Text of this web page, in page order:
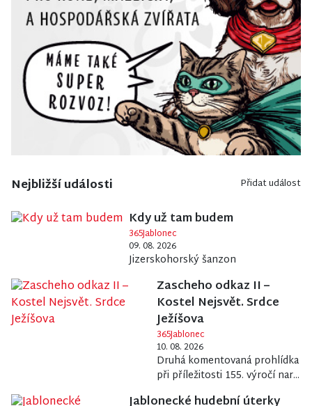
Nejbližší události Přidat událost
Kdy už tam budem
365Jablonec
09. 08. 2026
Jizerskohorský šanzon
Zascheho odkaz II –
Kostel Nejsvět. Srdce
Ježíšova
365Jablonec
10. 08. 2026
Druhá komentovaná prohlídka
při příležitosti 155. výročí nar...